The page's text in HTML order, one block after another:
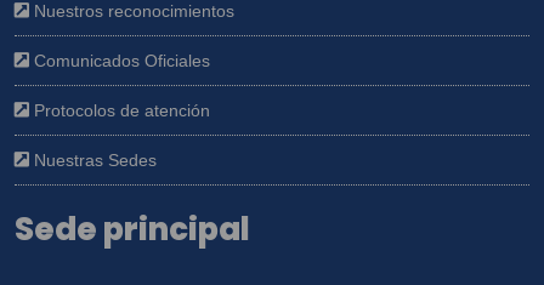
Nuestros reconocimientos
Comunicados Oficiales
Protocolos de atención
Nuestras Sedes
Sede principal